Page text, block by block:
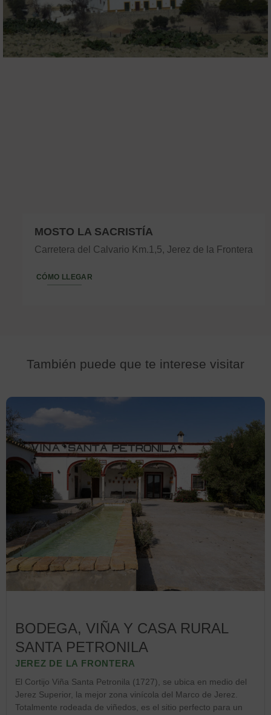
MOSTO LA SACRISTÍA
Carretera del Calvario Km.1,5, Jerez de la Frontera
CÓMO LLEGAR
También puede que te interese visitar
BODEGA, VIÑA Y CASA RURAL
SANTA PETRONILA
JEREZ DE LA FRONTERA
El Cortijo Viña Santa Petronila (1727), se ubica en medio del
Jerez Superior, la mejor zona vinícola del Marco de Jerez.
Totalmente rodeada de viñedos, es el sitio perfecto para un